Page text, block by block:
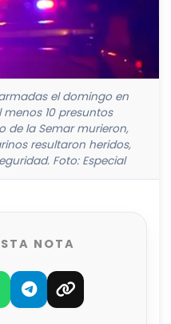
el domingo en
menos 10 presuntos
de la Semar murieron,
resultaron heridos,
Foto: Especial
NOTA